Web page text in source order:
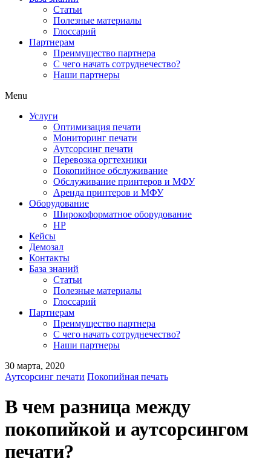
Статьи
Полезные материалы
Глоссарий
Партнерам
Преимущество партнера
С чего начать сотруднечество?
Наши партнеры
Menu
Услуги
Оптимизация печати
Мониторинг печати
Аутсорсинг печати
Перевозка оргтехники
Покопийное обслуживание
Обслуживание принтеров и МФУ
Аренда принтеров и МФУ
Оборудование
Широкоформатное оборудование
HP
Кейсы
Демозал
Контакты
База знаний
Статьи
Полезные материалы
Глоссарий
Партнерам
Преимущество партнера
С чего начать сотруднечество?
Наши партнеры
30 марта, 2020
Аутсорсинг печати Покопийная печать
В чем разница между
покопийкой и аутсорсингом
печати?